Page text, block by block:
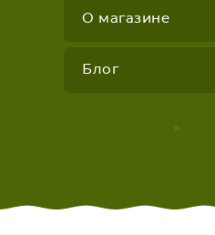
О магазине
Блог